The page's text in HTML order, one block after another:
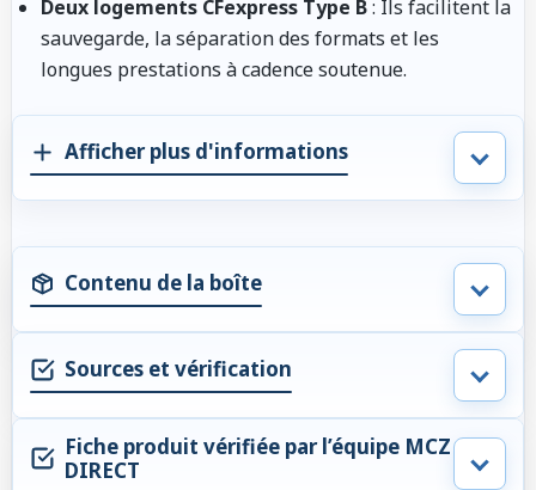
Deux logements CFexpress Type B: Ils facilitent la
sauvegarde, la séparation des formats et les
longues prestations à cadence soutenue.
Afficher plus d'informations
Contenu de la boîte
Sources et vérification
Fiche produit vérifiée par l’équipe MCZ
DIRECT